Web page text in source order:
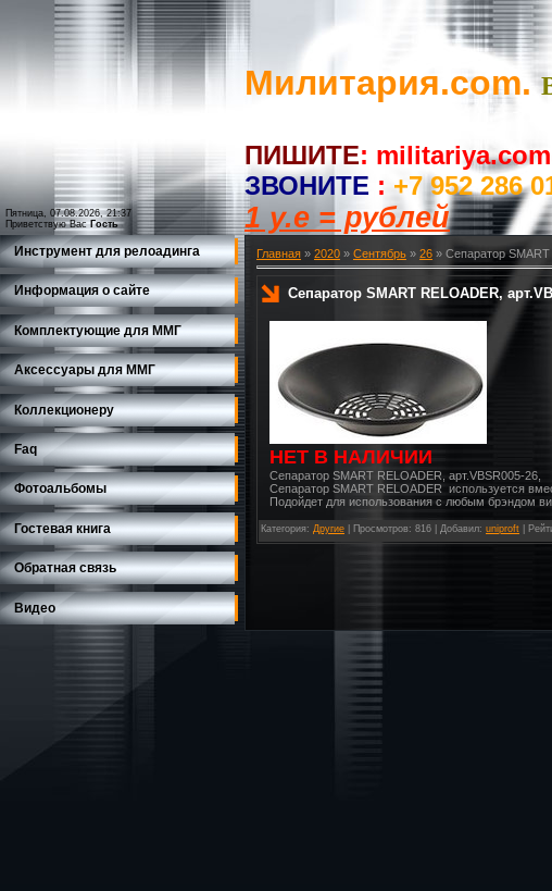
Пятница, 07.08.2026, 21:37
Приветствую Вас Гость
Милитария.com.
ПИШИТЕ:
ЗВОНИТЕ : +7 952 286
1 у.е = рублей
Инструмент для релоадинга
Информация о сайте
Комплектующие для ММГ
Аксессуары для ММГ
Коллекционеру
Faq
Фотоальбомы
Гостевая книга
Обратная связь
Видео
Главная » 2020 » Сентябрь » 26 » Сепаратор
Сепаратор SMART RELOADER,
НЕТ В НАЛИЧИИ
Сепаратор SMART RELOADER, арт.VBSR005-26,
Сепаратор SMART RELOADER используется
Подойдет для использования с любым брэндом
Категория: Другие Просмотров: 816 | Добавил: uniproft